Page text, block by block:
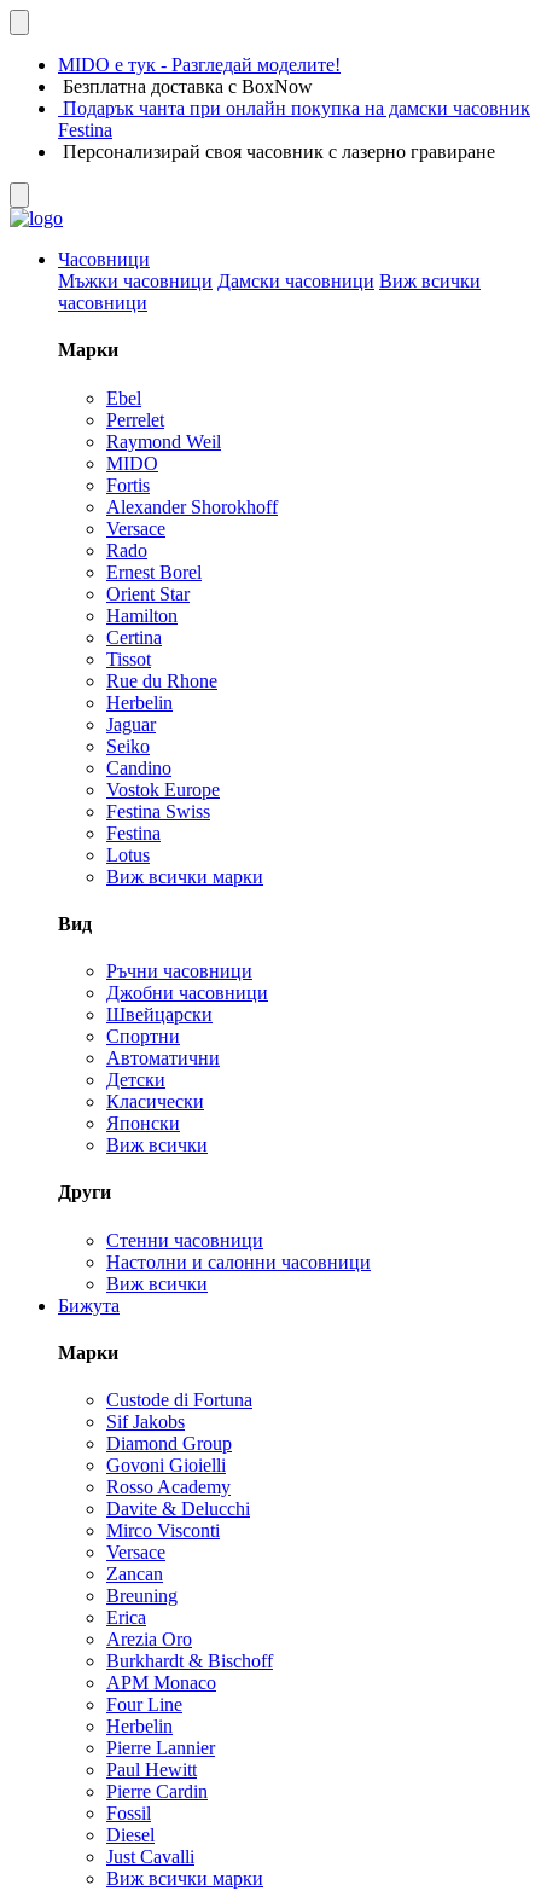
MIDO е тук - Разгледай моделите!
Безплатна доставка с BoxNow
Подарък чанта при онлайн покупка на дамски часовник
Festina
Персонализирай своя часовник с лазерно гравиране
Часовници
Мъжки часовници Дамски часовници Виж всички
часовници
Марки
Ebel
Perrelet
Raymond Weil
MIDO
Fortis
Alexander Shorokhoff
Versace
Rado
Ernest Borel
Orient Star
Hamilton
Certina
Tissot
Rue du Rhone
Herbelin
Jaguar
Seiko
Candino
Vostok Europe
Festina Swiss
Festina
Lotus
Виж всички марки
Вид
Ръчни часовници
Джобни часовници
Швейцарски
Спортни
Автоматични
Детски
Класически
Японски
Виж всички
Други
Стенни часовници
Настолни и салонни часовници
Виж всички
Бижута
Марки
Custode di Fortuna
Sif Jakobs
Diamond Group
Govoni Gioielli
Rosso Academy
Davite & Delucchi
Mirco Visconti
Versace
Zancan
Breuning
Erica
Arezia Oro
Burkhardt & Bischoff
APM Monaco
Four Line
Herbelin
Pierre Lannier
Paul Hewitt
Pierre Cardin
Fossil
Diesel
Just Cavalli
Виж всички марки